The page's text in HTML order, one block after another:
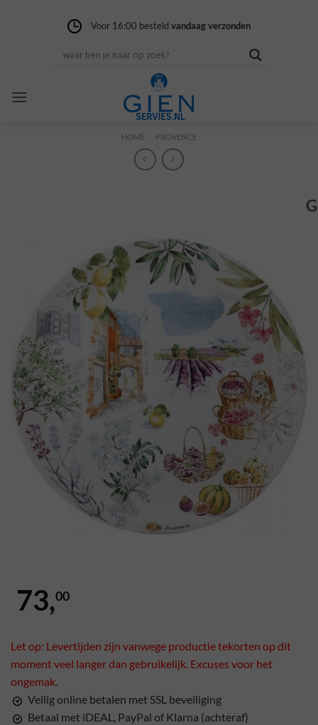
Gratis verzendingvanaf 100,-
Voor 16:00 besteld vandaag verzonden
14 dagen niet goedgeld terug
HOME PROVENCE
73,00
Let op: Levertijden zijn vanwege productie tekorten op dit
moment veel langer dan gebruikelijk. Excuses voor het
ongemak.
Veilig online betalen met SSL beveiliging
Betaal met iDEAL, PayPal of Klarna (achteraf)